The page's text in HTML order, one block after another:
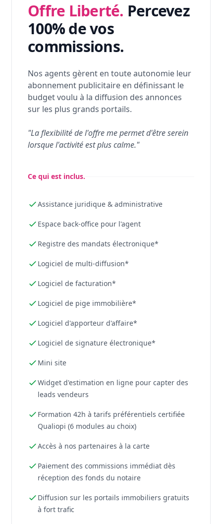
Offre Liberté. Percevez
100% de vos
commissions.
Nos agents gèrent en toute autonomie leur
abonnement publicitaire en définissant le
budget voulu à la diffusion des annonces
sur les plus grands portails.
"La flexibilité de l'offre me permet d'être serein
lorsque l'activité est plus calme."
Ce qui est inclus.
Assistance juridique & administrative
Espace back-office pour l'agent
Registre des mandats électronique*
Logiciel de multi-diffusion*
Logiciel de facturation*
Logiciel de pige immobilière*
Logiciel d'apporteur d'affaire*
Logiciel de signature électronique*
Mini site
Widget d'estimation en ligne pour capter des
leads vendeurs
Formation 42h à tarifs préférentiels certifiée
Qualiopi (6 modules au choix)
Accès à nos partenaires à la carte
Paiement des commissions immédiat dès
réception des fonds du notaire
Diffusion sur les portails immobiliers gratuits
à fort trafic